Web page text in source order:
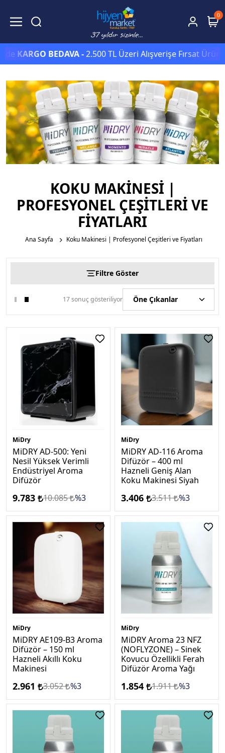
0
KARGO BEDAVA -2.500 TL Üzeri Alışverişe Fırsat
KOKU MAKINESI |
PROFESYONEL ÇEŞITLERI VE
FIYATLARI
Ana Sayfa Koku Makinesi | Profesyonel Çeşitleri ve Fiyatları
Filtre Göster
17 sonuç gösteriliyor
MiDry
MiDRY AD-500: Yeni
Nesil Yüksek Verimli
Endüstriyel Aroma
Difüzör
9.783 10.085 %3
MiDry
MiDRY AD-116 Aroma
Difüzör – 400 ml
Hazneli Geniş Alan
Koku Makinesi Siyah
3.406 3.511 %3
MiDry
MiDRY AE109-B3 Aroma
Difüzör – 150 ml
Hazneli Akıllı Koku
Makinesi
2.961 3.052 %3
MiDry
MiDRY Aroma 23 NFZ
(NOFLYZONE) – Sinek
Kovucu Özellikli Ferah
Difüzör Aroma Yağı
1.854 1.911 %3